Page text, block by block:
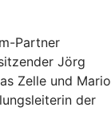
Partner
Jörg
Zelle und Mario
der